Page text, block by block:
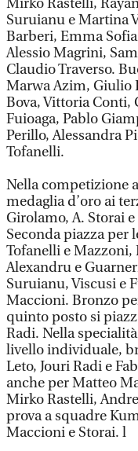
Mirko Rastelli,
Suruianu e Martina
Barberi, Emma
Alessio Magrini,
Claudio Traverso.
Marwa Azim, Giulio
Bova, Vittoria Conti,
Fuioaga, Pablo
Perillo, Alessandra
Tofanelli.
Nella competizione
medaglia d’oro ai
Girolamo, A. Storai
Seconda piazza per
Tofanelli e Mazzoni,
Alexandru e
Suruianu, Viscusi e
Maccioni. Bronzo
quinto posto si
Radi. Nella
livello individuale,
Leto, Jouri Radi e
anche per Matteo
Mirko Rastelli,
prova a squadre
Maccioni e Storai. l